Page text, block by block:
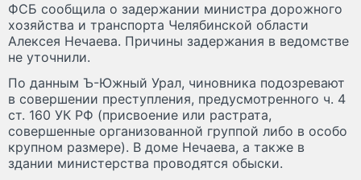
ФСБ сообщила о задержании министра дорожного
хозяйства и транспорта Челябинской области
Алексея Нечаева. Причины задержания в ведомстве
не уточнили.
По данным Ъ-Южный Урал, чиновника подозревают
в совершении преступления, предусмотренного ч. 4
ст. 160 УК РФ (присвоение или растрата,
совершенные организованной группой либо в особо
крупном размере). В доме Нечаева, а также в
здании министерства проводятся обыски.